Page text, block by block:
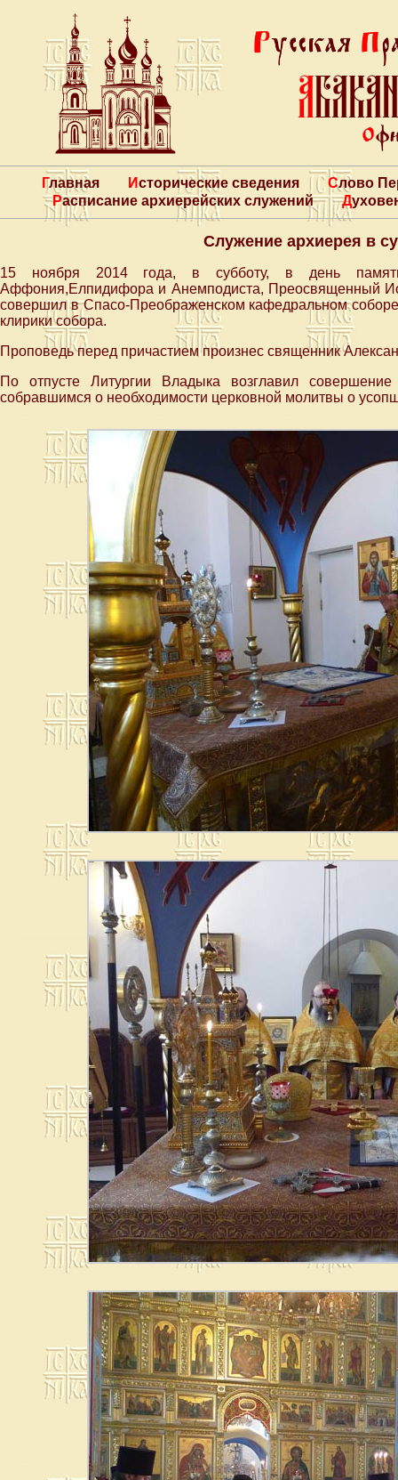
Главная Исторические сведения
Слово
Расписание архиерейских служений
Служение архиерея в
15 ноября 2014 года, в субботу, в день
Аффония,Елпидифора и Анемподиста, Преосвященный
совершил в Спасо-Преображенском кафедральном
клирики собора.
Проповедь перед причастием произнес священник
По отпусте Литургии Владыка возглавил
собравшимся о необходимости церковной молитвы о